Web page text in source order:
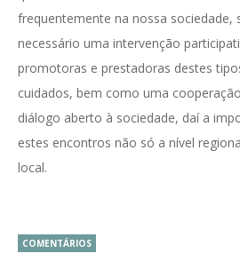
frequentemente na nossa sociedade,
necessário uma intervenção
promotoras e prestadoras destes
cuidados, bem como uma
diálogo aberto à sociedade, daí a
estes encontros não só a nível
local.
COMENTÁRIOS